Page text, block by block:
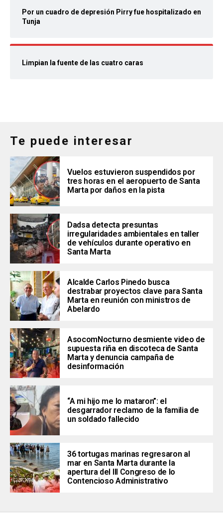
Por un cuadro de depresión Pirry fue hospitalizado en
Tunja
Limpian la fuente de las cuatro caras
Te puede interesar
Vuelos estuvieron suspendidos por
tres horas en el aeropuerto de Santa
Marta por daños en la pista
Dadsa detecta presuntas
irregularidades ambientales en taller
de vehículos durante operativo en
Santa Marta
Alcalde Carlos Pinedo busca
destrabar proyectos clave para Santa
Marta en reunión con ministros de
Abelardo
AsocomNocturno desmiente video de
supuesta riña en discoteca de Santa
Marta y denuncia campaña de
desinformación
“A mi hijo me lo mataron”: el
desgarrador reclamo de la familia de
un soldado fallecido
36 tortugas marinas regresaron al
mar en Santa Marta durante la
apertura del III Congreso de lo
Contencioso Administrativo